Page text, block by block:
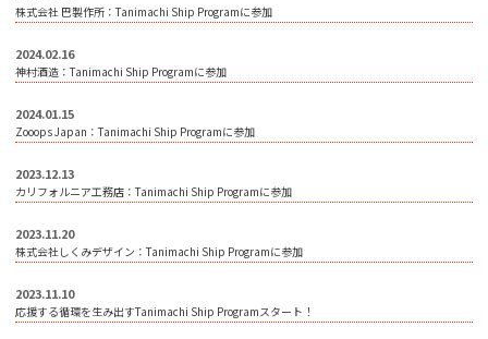
株式会社 巴製作所：Tanimachi Ship Programに参加
2024.02.16
神村酒造：Tanimachi Ship Programに参加
2024.01.15
Zooops Japan：Tanimachi Ship Programに参加
2023.12.13
カリフォルニア工務店：Tanimachi Ship Programに参加
2023.11.20
株式会社しくみデザイン：Tanimachi Ship Programに参加
2023.11.10
応援する循環を生み出すTanimachi Ship Programスタート！